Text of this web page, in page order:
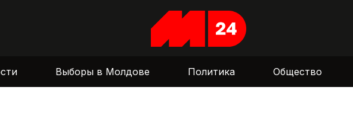
Выборы в Молдове Политика Общество